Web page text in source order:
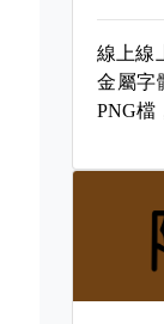
線上線
金屬字
PNG檔